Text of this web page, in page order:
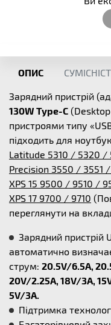
ОПИС
Зарядний пристрій
130W Type-C (Desktop
пристроями типу
підходить для
Latitude 5310 / 5320 /
Precision 3550 / 3551
XPS 15 9500 / 9510 /
XPS 17 9700 / 9710
переглянути на
Зарядний пристрій
автоматично
струм: 20.5V/6.5A,
20V/2.25A, 18V/3A,
5V/3A.
Підтримка